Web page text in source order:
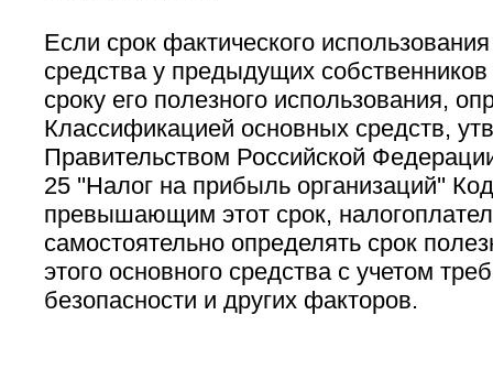
Если срок фактического
средства у предыдущих
сроку его полезного использования,
Классификацией основных средств,
Правительством Российской
25 ''Налог на прибыль организаций''
превышающим этот срок,
самостоятельно определять срок
этого основного средства с учетом
безопасности и других факторов.